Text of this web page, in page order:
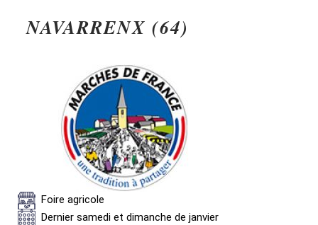
NAVARRENX (64)
Foire agricole
Dernier samedi et dimanche de janvier